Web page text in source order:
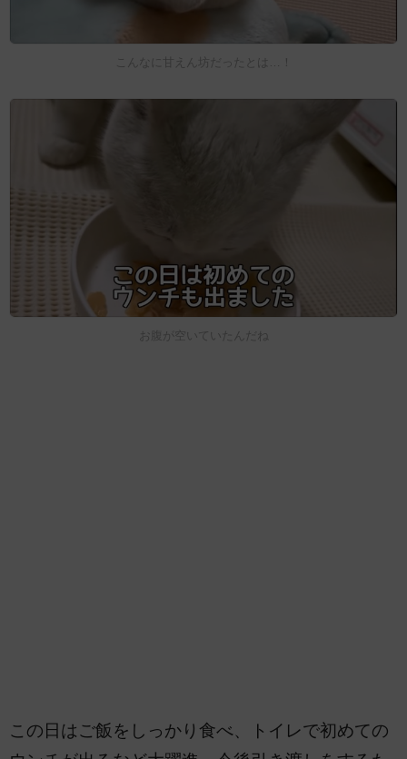
こんなに甘えん坊だったとは…！
お腹が空いていたんだね
この日はご飯をしっかり食べ、トイレで初めての